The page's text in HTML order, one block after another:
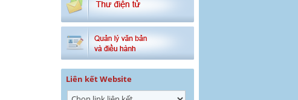
Liên kết Website